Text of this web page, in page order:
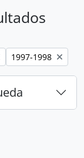
Remove filter:
1997-1998